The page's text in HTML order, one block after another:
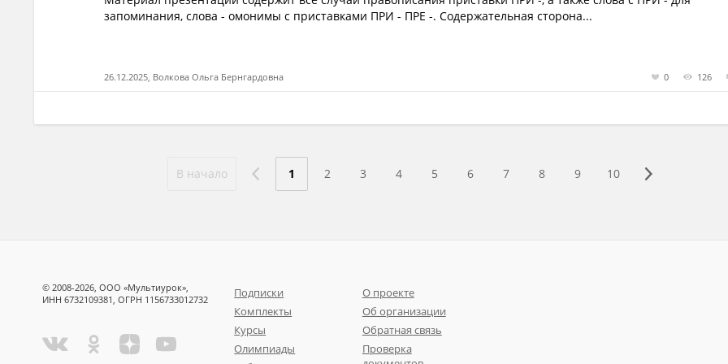
запоминания, слова - омонимы с приставками ПРИ - ПРЕ -. Содержательная сторона...
26.12.2025, Волкова Ольга Бернгардовна 0 126
В начало 1 2 3 4 5 6 7 8 9 10
© 2008-2026, ООО «Мультиурок»,
ИНН 6732109381, ОГРН 1156733012732
Подписки
Комплекты
Курсы
Олимпиады
О проекте
Об организации
Обратная связь
Проверка